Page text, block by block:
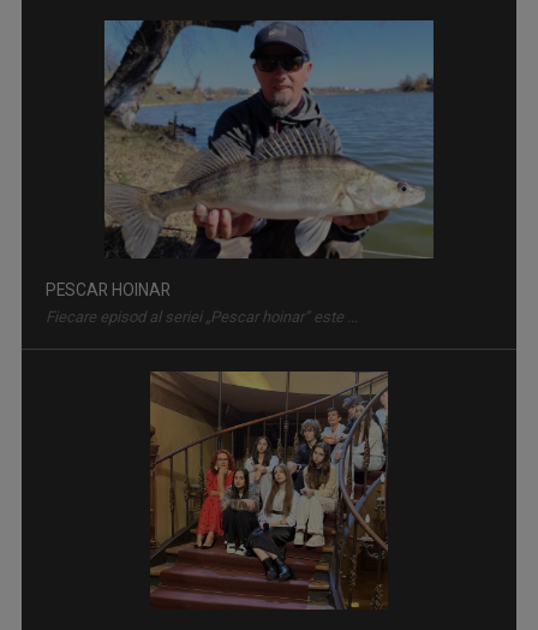
PESCAR HOINAR
Fiecare episod al seriei „Pescar hoinar” este ...